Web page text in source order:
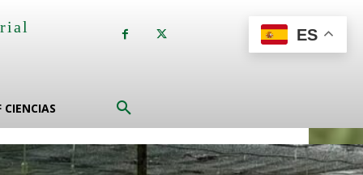
CIENCIAS
ES